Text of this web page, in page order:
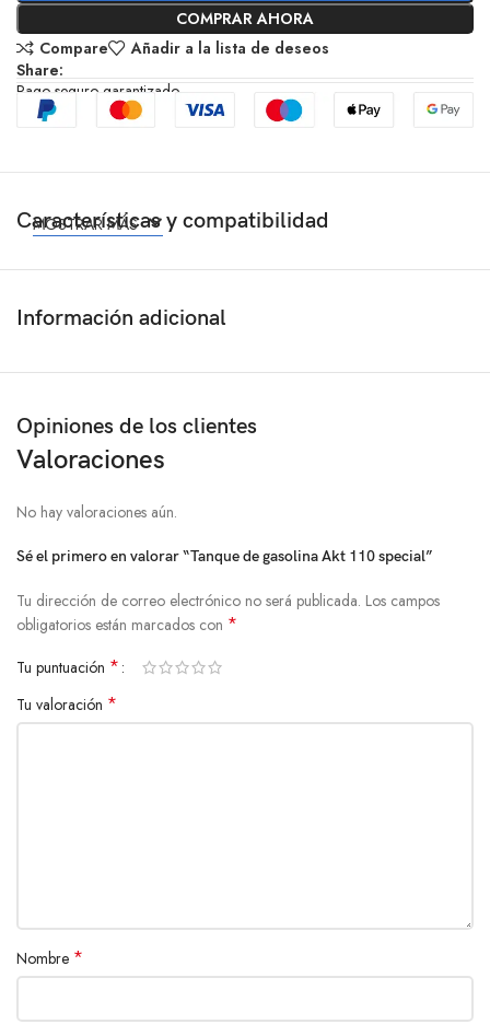
COMPRAR AHORA
Compare
Añadir a la lista de deseos
Share:
Pago seguro garantizado
Características y compatibilidad
MOSTRAR MÁS
Información adicional
Opiniones de los clientes
Valoraciones
No hay valoraciones aún.
Sé el primero en valorar “Tanque de gasolina Akt 110 special”
Tu dirección de correo electrónico no será publicada. Los campos
obligatorios están marcados con *
Tu puntuación *
Tu valoración *
Nombre *